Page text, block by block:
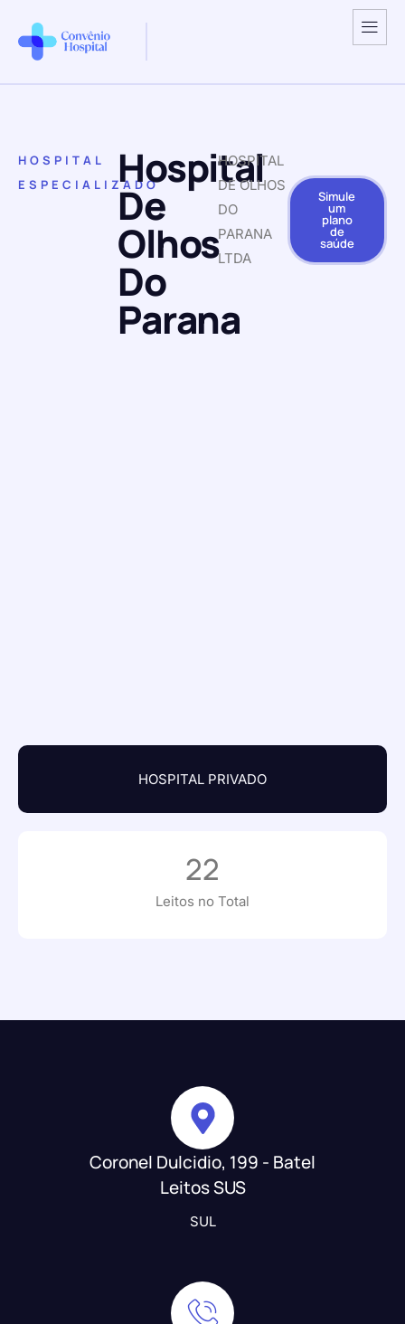
HOSPITAL
ESPECIALIZADOHospital
De
Olhos
Do
Parana
HOSPITAL
DE OLHOS
DO
PARANA
LTDA
Simule
um
plano
de
saúde
HOSPITAL PRIVADO
Leitos no Total
22
Coronel Dulcidio, 199 - Batel
Leitos SUS
SUL